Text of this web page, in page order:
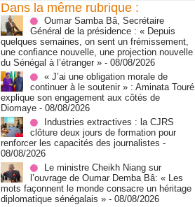
Dans la même rubrique :
Oumar Samba Bâ, Secrétaire
Général de la présidence : « Depuis
quelques semaines, on sent un frémissement,
une confiance nouvelle, une projection nouvelle
du Sénégal à l’étranger » - 08/08/2026
« J’ai une obligation morale de
continuer à le soutenir » : Aminata Touré
explique son engagement aux côtés de
Diomaye - 08/08/2026
Industries extractives : la CJRS
clôture deux jours de formation pour
renforcer les capacités des journalistes -
08/08/2026
Le ministre Cheikh Niang sur
l’ouvrage de Oumar Demba Bâ: « Les
mots façonnent le monde consacre un héritage
diplomatique sénégalais » - 08/08/2026